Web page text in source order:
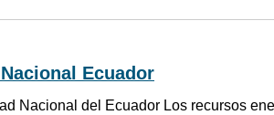
Ecuador
Nacional del Ecuador Los recursos